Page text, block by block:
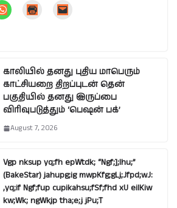
காலியில் தனது புதிய மாபெரும்
காட்சியறை திறப்புடன் தென்
பகுதியில் தனது இருப்பை
விரிவுபடுத்தும் ‘பெஷன் பக்’
August 7, 2026
Vgp nksup yq;fh epWtdk; “Ngf;];lhu;”
(BakeStar) jahupg;ig mwpKfg;gLj;Jfpd;wJ:
,yq;if Ngf;fup cupikahsu;fSf;fhd xU eilKiw
kw;Wk; ngWkjp tha;e;j jPu;T